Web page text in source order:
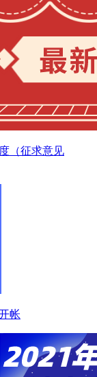
（征求意见
帐